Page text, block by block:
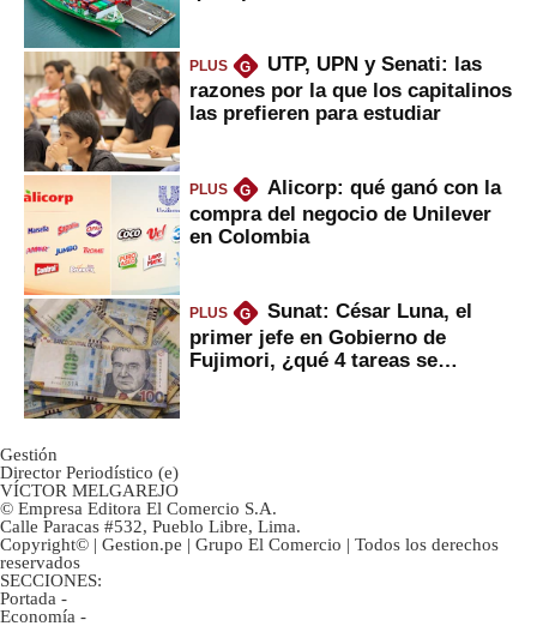
PLUS G
UTP, UPN y Senati: las
razones por la que los capitalinos
las prefieren para estudiar
PLUS G
Alicorp: qué ganó con la
compra del negocio de Unilever
en Colombia
PLUS G
Sunat: César Luna, el
primer jefe en Gobierno de
Fujimori, ¿qué 4 tareas se
Gestión
Director Periodístico (e)
VÍCTOR MELGAREJO
© Empresa Editora El Comercio S.A.
Calle Paracas #532, Pueblo Libre, Lima.
Copyright© | Gestion.pe | Grupo El Comercio | Todos los derechos
reservados
SECCIONES:
Portada -
Economía -